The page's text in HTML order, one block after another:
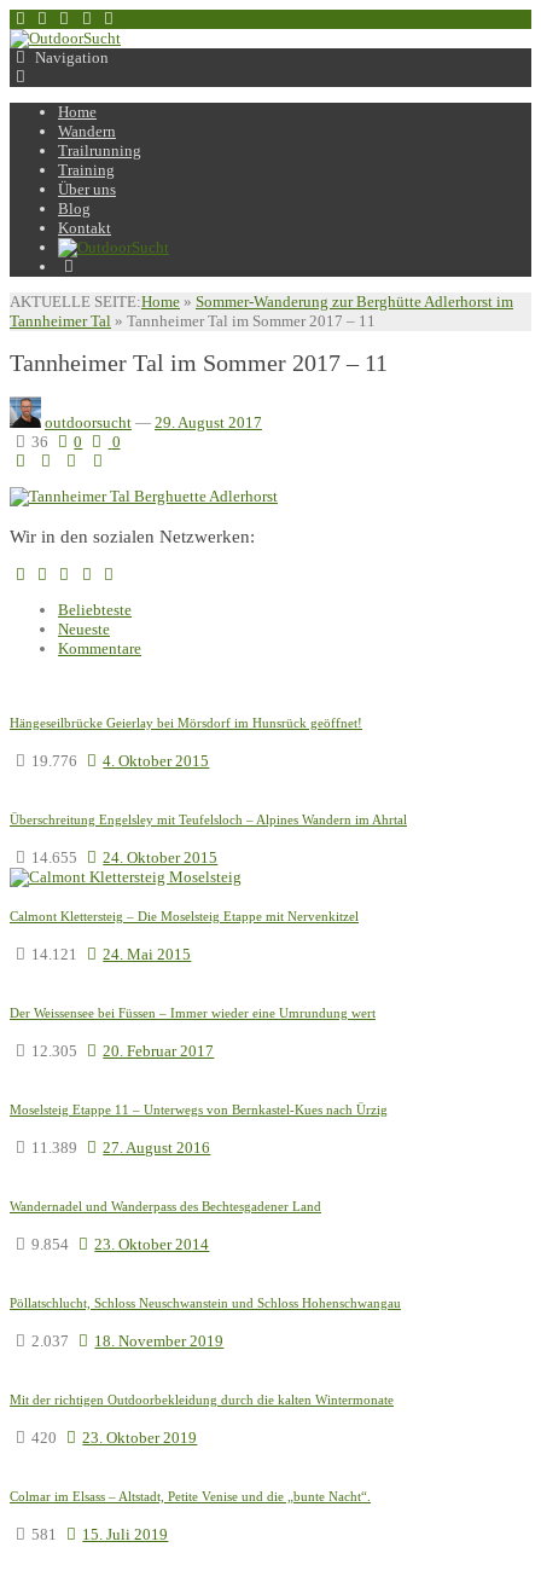
Navigation
Home
Wandern
Trailrunning
Training
Über uns
Blog
Kontakt
AKTUELLE SEITE:Home » Sommer-Wanderung zur Berghütte Adlerhorst im
Tannheimer Tal » Tannheimer Tal im Sommer 2017 – 11
Tannheimer Tal im Sommer 2017 – 11
outdoorsucht — 29. August 2017
36
0 0
Wir in den sozialen Netzwerken:
Beliebteste
Neueste
Kommentare
Hängeseilbrücke Geierlay bei Mörsdorf im Hunsrück geöffnet!
19.776 4. Oktober 2015
Überschreitung Engelsley mit Teufelsloch – Alpines Wandern im Ahrtal
14.655 24. Oktober 2015
Calmont Klettersteig – Die Moselsteig Etappe mit Nervenkitzel
14.121 24. Mai 2015
Der Weissensee bei Füssen – Immer wieder eine Umrundung wert
12.305 20. Februar 2017
Moselsteig Etappe 11 – Unterwegs von Bernkastel-Kues nach Ürzig
11.389 27. August 2016
Wandernadel und Wanderpass des Bechtesgadener Land
9.854 23. Oktober 2014
Pöllatschlucht, Schloss Neuschwanstein und Schloss Hohenschwangau
2.037 18. November 2019
Mit der richtigen Outdoorbekleidung durch die kalten Wintermonate
420 23. Oktober 2019
Colmar im Elsass – Altstadt, Petite Venise und die „bunte Nacht“.
581 15. Juli 2019